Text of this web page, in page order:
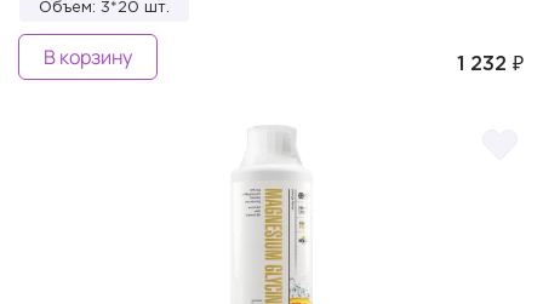
Объем: 3*20 шт.
1 232 ₽
В корзину